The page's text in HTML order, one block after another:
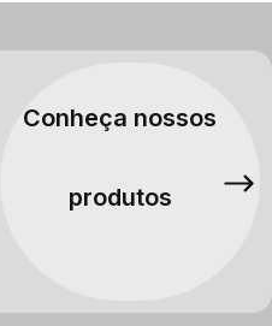
Conheça nossos
produtos